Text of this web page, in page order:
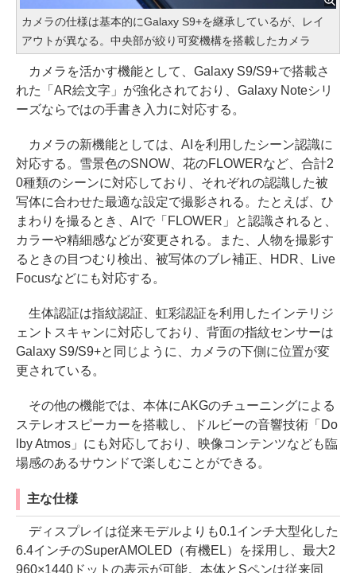
カメラの仕様は基本的にGalaxy S9+を継承しているが、レイ
アウトが異なる。中央部が絞り可変機構を搭載したカメラ
カメラを活かす機能として、Galaxy S9/S9+で搭載さ
れた「AR絵文字」が強化されており、Galaxy Noteシリ
ーズならではの手書き入力に対応する。
カメラの新機能としては、AIを利用したシーン認識に
対応する。雪景色のSNOW、花のFLOWERなど、合計2
0種類のシーンに対応しており、それぞれの認識した被
写体に合わせた最適な設定で撮影される。たとえば、ひ
まわりを撮るとき、AIで「FLOWER」と認識されると、
カラーや精細感などが変更される。また、人物を撮影す
るときの目つむり検出、被写体のブレ補正、HDR、Live
Focusなどにも対応する。
生体認証は指紋認証、虹彩認証を利用したインテリジ
ェントスキャンに対応しており、背面の指紋センサーは
Galaxy S9/S9+と同じように、カメラの下側に位置が変
更されている。
その他の機能では、本体にAKGのチューニングによる
ステレオスピーカーを搭載し、ドルビーの音響技術「Do
lby Atmos」にも対応しており、映像コンテンツなども臨
場感のあるサウンドで楽しむことができる。
主な仕様
ディスプレイは従来モデルよりも0.1インチ大型化した
6.4インチのSuperAMOLED（有機EL）を採用し、最大2
960×1440ドットの表示が可能。本体とSペンは従来同